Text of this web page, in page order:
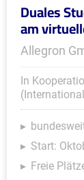
Duales
am
Allegron
In
Start:
Freie